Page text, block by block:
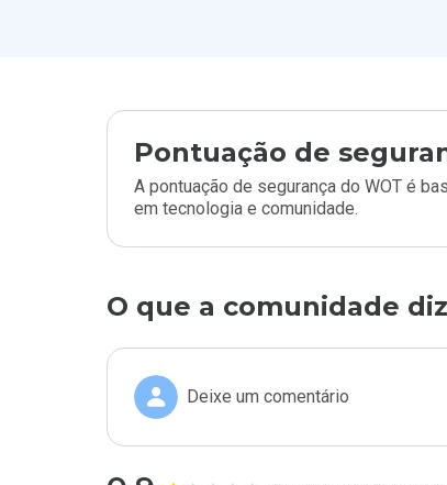
Pontuação de
A pontuação de segurança do WOT é
em tecnologia e comunidade.
O que a comunidade
Deixe um comentário